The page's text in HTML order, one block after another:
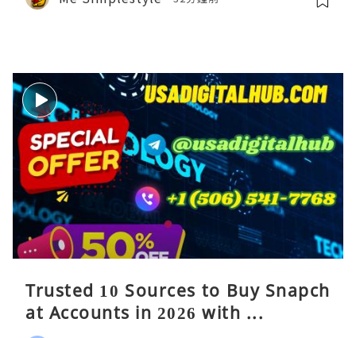
Trusted 10 Sources to Buy Snapch
at Accounts in 2026 with ...